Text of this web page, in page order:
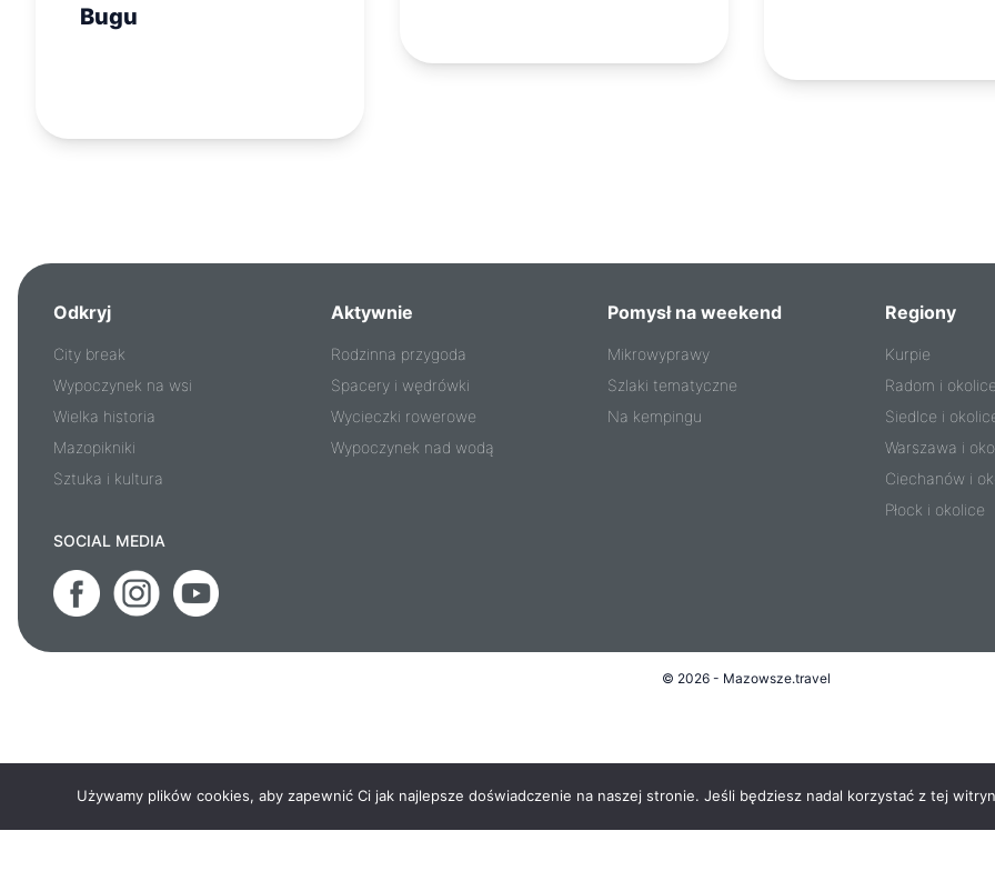
Bugu
Odkryj
City break
Wypoczynek na wsi
Wielka historia
Mazopikniki
Sztuka i kultura
Aktywnie
Rodzinna przygoda
Spacery i wędrówki
Wycieczki rowerowe
Wypoczynek nad wodą
Pomysł na weekend
Mikrowyprawy
Szlaki tematyczne
Na kempingu
Regiony
Kurpie
Radom i
Siedlce i
Warszawa i
Ciechanów i
Płock i okolice
SOCIAL MEDIA
© 2026 - Mazowsze.travel
Używamy plików cookies, aby zapewnić Ci jak najlepsze doświadczenie na naszej stronie. Jeśli będziesz nadal korzystać z tej